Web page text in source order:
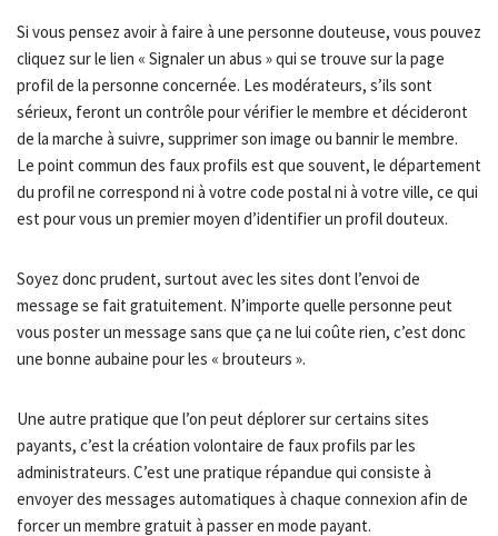
Si vous pensez avoir à faire à une personne douteuse, vous pouvez
cliquez sur le lien « Signaler un abus » qui se trouve sur la page
profil de la personne concernée. Les modérateurs, s’ils sont
sérieux, feront un contrôle pour vérifier le membre et décideront
de la marche à suivre, supprimer son image ou bannir le membre.
Le point commun des faux profils est que souvent, le département
du profil ne correspond ni à votre code postal ni à votre ville, ce qui
est pour vous un premier moyen d’identifier un profil douteux.
Soyez donc prudent, surtout avec les sites dont l’envoi de
message se fait gratuitement. N’importe quelle personne peut
vous poster un message sans que ça ne lui coûte rien, c’est donc
une bonne aubaine pour les « brouteurs ».
Une autre pratique que l’on peut déplorer sur certains sites
payants, c’est la création volontaire de faux profils par les
administrateurs. C’est une pratique répandue qui consiste à
envoyer des messages automatiques à chaque connexion afin de
forcer un membre gratuit à passer en mode payant.